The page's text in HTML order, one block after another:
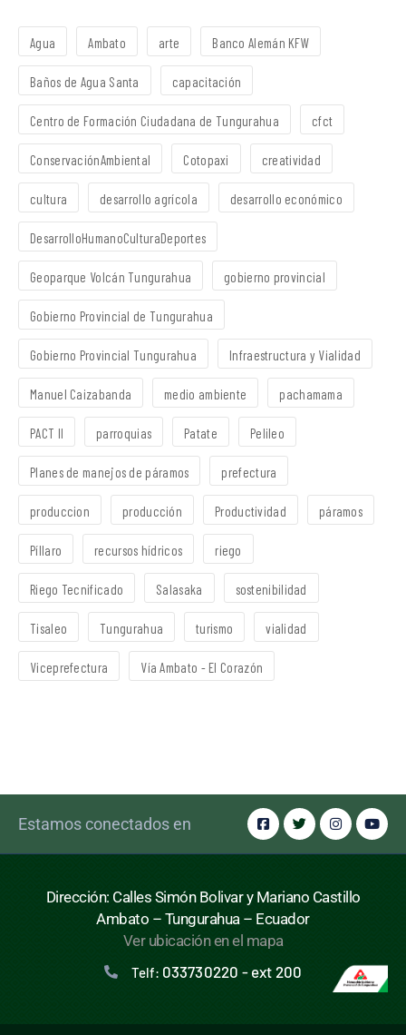
Agua Ambato arte Banco Alemán KFW
Baños de Agua Santa capacitación
Centro de Formación Ciudadana de Tungurahua cfct
ConservaciónAmbiental Cotopaxi creatividad
cultura desarrollo agrícola desarrollo económico
DesarrolloHumanoCulturaDeportes
Geoparque Volcán Tungurahua gobierno provincial
Gobierno Provincial de Tungurahua
Gobierno Provincial Tungurahua Infraestructura y Vialidad
Manuel Caizabanda medio ambiente pachamama
PACT II parroquias Patate Pelileo
Planes de manejos de páramos prefectura
produccion producción Productividad páramos
Píllaro recursos hídricos riego
Riego Tecnificado Salasaka sostenibilidad
Tisaleo Tungurahua turismo vialidad
Viceprefectura Vía Ambato - El Corazón
Estamos conectados en
Dirección: Calles Simón Bolivar y Mariano Castillo
Ambato – Tungurahua – Ecuador
Ver ubicación en el mapa
Telf: 033730220 - ext 200